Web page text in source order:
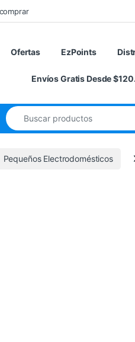
Ofertas EzPoints
Envíos Gratis Desde
Búsqueda de:
Pequeños Electrodomésticos